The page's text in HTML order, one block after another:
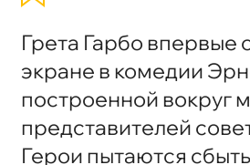
Грета Гарбо впервые
экране в комедии
построенной вокруг
представителей
Герои пытаются сбыть